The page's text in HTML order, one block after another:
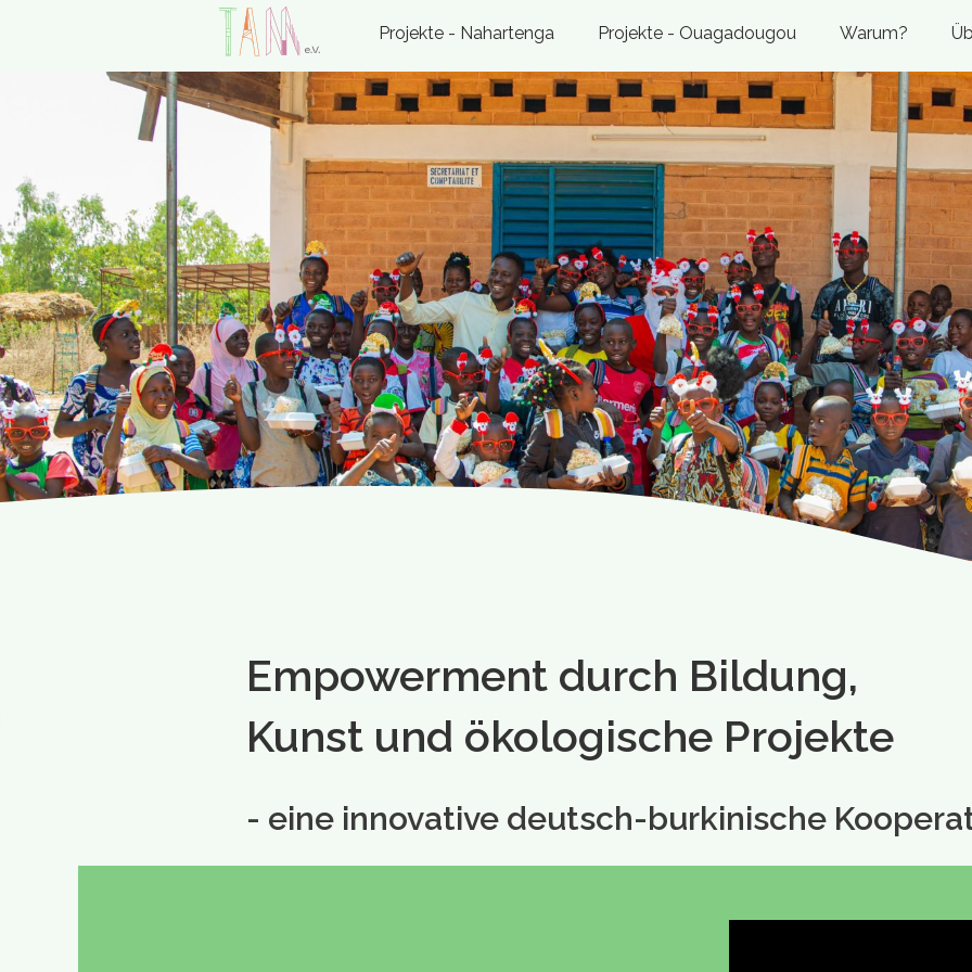
Projekte - Nahartenga Projekte - Ouagadougou Warum?
Empowerment durch Bildung,
Kunst und ökologische Projekte
- eine innovative deutsch-burkinische